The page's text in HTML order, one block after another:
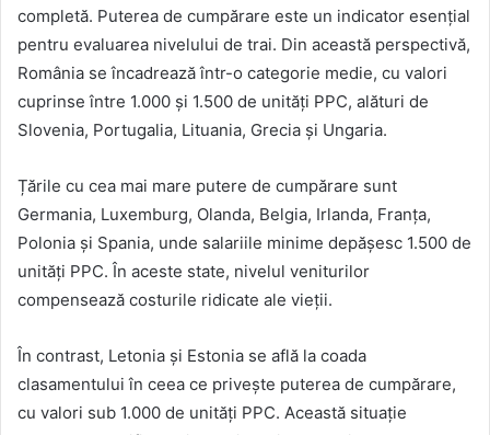
completă. Puterea de cumpărare este un indicator esențial
pentru evaluarea nivelului de trai. Din această perspectivă,
România se încadrează într-o categorie medie, cu valori
cuprinse între 1.000 și 1.500 de unități PPC, alături de
Slovenia, Portugalia, Lituania, Grecia și Ungaria.
Țările cu cea mai mare putere de cumpărare sunt
Germania, Luxemburg, Olanda, Belgia, Irlanda, Franța,
Polonia și Spania, unde salariile minime depășesc 1.500 de
unități PPC. În aceste state, nivelul veniturilor
compensează costurile ridicate ale vieții.
În contrast, Letonia și Estonia se află la coada
clasamentului în ceea ce privește puterea de cumpărare,
cu valori sub 1.000 de unități PPC. Această situație